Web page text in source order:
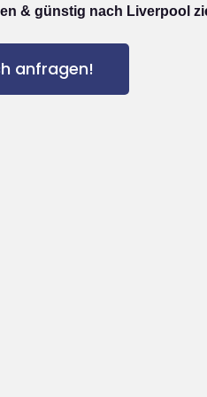
& günstig nach Liverpool
anfragen!